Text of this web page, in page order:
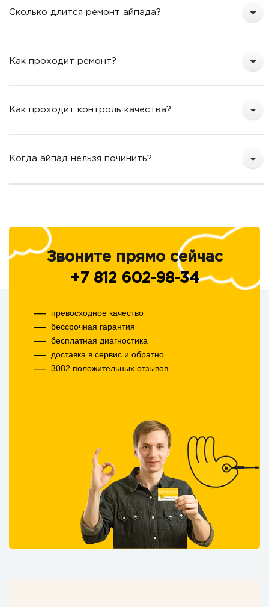
Сколько длится ремонт айпада?
Как проходит ремонт?
Как проходит контроль качества?
Когда айпад нельзя починить?
Звоните прямо сейчас
+7 812 602-98-34
превосходное качество
бессрочная гарантия
бесплатная диагностика
доставка в сервис и обратно
3082 положительных отзывов